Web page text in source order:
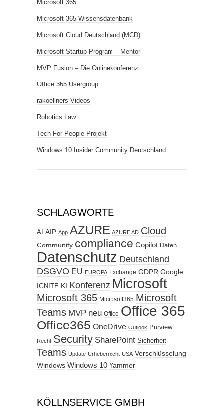
Microsoft 365
Microsoft 365 Wissensdatenbank
Microsoft Cloud Deutschland (MCD)
Microsoft Startup Program – Mentor
MVP Fusion – Die Onlinekonferenz
Office 365 Usergroup
rakoellners Videos
Robotics Law
Tech-For-People Projekt
Windows 10 Insider Community Deutschland
SCHLAGWORTE
AI AIP App AZURE AZURE AD Cloud
Community compliance Copilot Daten
Datenschutz Deutschland
DSGVO EU EUROPA Exchange GDPR Google
IGNITE KI Konferenz Microsoft
Microsoft 365 Microsoft365 Microsoft
Teams MVP neu Office Office 365
Office365 OneDrive Outlook Purview
Recht Security SharePoint Sicherheit
Teams Update Urheberrecht USA Verschlüsselung
Windows Windows 10 Yammer
KÖLLNSERVICE GMBH